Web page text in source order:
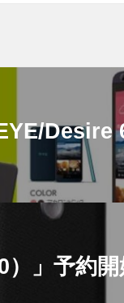
Desire
」予約開